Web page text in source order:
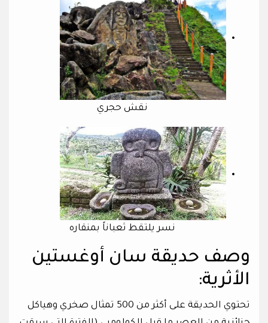
نقش حجري
نسر يلتقط ثعباناً بمنقاره
وصف حديقة سان أوغستين
الأثرية:
تحتوي الحديقة على أكثر من 500 تمثال صخري وهياكل